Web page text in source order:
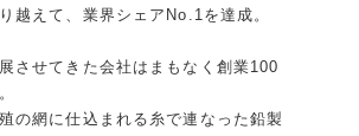
産官学連携
越えて、業界シェアNo.1を達成。
させてきた会社はまもなく創業100
の網に仕込まれる糸で連なった鉛製